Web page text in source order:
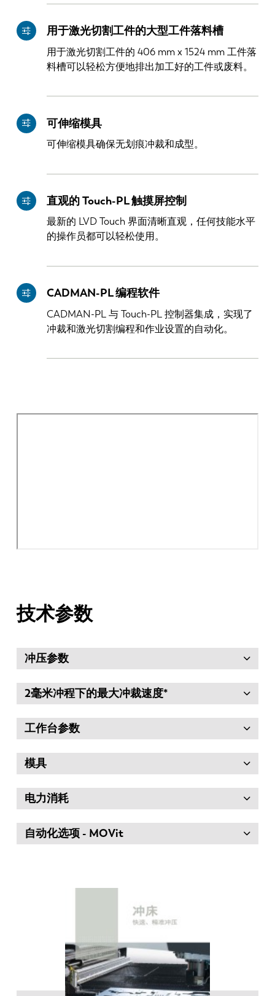
用于激光切割工件的大型工件落料槽
用于激光切割工件的 406 mm x 1524 mm 工件落
料槽可以轻松方便地排出加工好的工件或废料。
可伸缩模具
可伸缩模具确保无划痕冲裁和成型。
直观的 Touch-PL 触摸屏控制
最新的 LVD Touch 界面清晰直观，任何技能水平
的操作员都可以轻松使用。
CADMAN-PL 编程软件
CADMAN-PL 与 Touch-PL 控制器集成，实现了
冲裁和激光切割编程和作业设置的自动化。
技术参数
冲压参数
2毫米冲程下的最大冲裁速度*
工作台参数
模具
电力消耗
自动化选项 - MOVit
NL